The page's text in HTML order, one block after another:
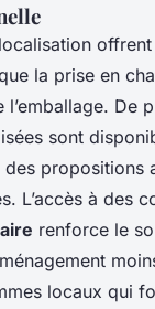
la prise en
l’emballage. De
sont
propositions
L’accès à des
renforce le
locaux qui